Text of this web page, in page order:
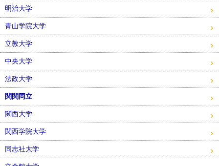
明治大学
青山学院大学
立教大学
中央大学
法政大学
関関同立
関西大学
関西学院大学
同志社大学